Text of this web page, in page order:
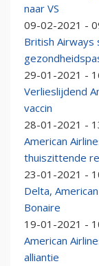
naar VS
09-02-2021 -
British
29-01-2021 -
Verlieslijdend
vaccin
28-01-2021 -
American
thuiszittende
23-01-2021 -
Delta,
Bonaire
19-01-2021 -
American
alliantie